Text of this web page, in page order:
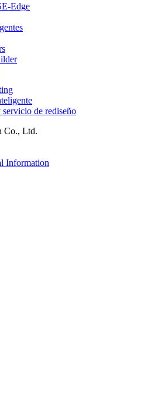
Edge
de rediseño
Co., Ltd.
Information